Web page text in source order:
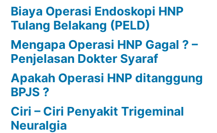
Biaya Operasi Endoskopi HNP
Tulang Belakang (PELD)
Mengapa Operasi HNP Gagal ? –
Penjelasan Dokter Syaraf
Apakah Operasi HNP ditanggung
BPJS ?
Ciri – Ciri Penyakit Trigeminal
Neuralgia